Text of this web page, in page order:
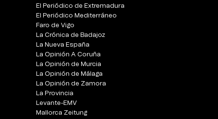
El Periódico de Extremadura
El Periódico Mediterráneo
Faro de Vigo
La Crónica de Badajoz
La Nueva España
La Opinión A Coruña
La Opinión de Murcia
La Opinión de Málaga
La Opinión de Zamora
La Provincia
Levante-EMV
Mallorca Zeitung